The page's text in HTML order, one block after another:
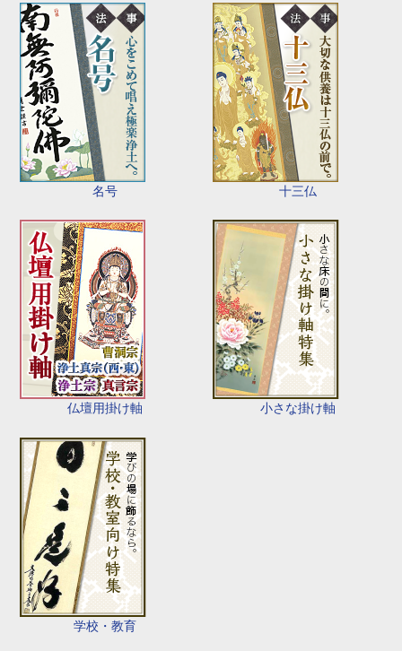
名号 十三仏
仏壇用掛け軸 小さな掛け軸
学校・教育